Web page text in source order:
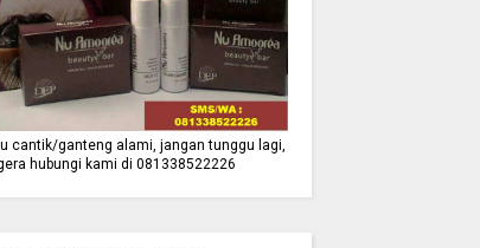
cantik/ganteng alami, jangan tunggu lagi,
hubungi kami di 081338522226